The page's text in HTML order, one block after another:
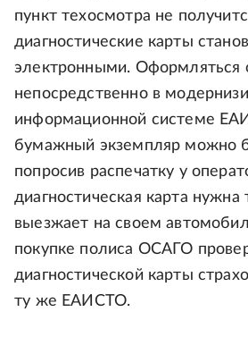
пункт техосмотра не
диагностические карты
электронными. Оформляться
непосредственно в
информационной системе
бумажный экземпляр можно
попросив распечатку у
диагностическая карта нужна
выезжает на своем
покупке полиса ОСАГО
диагностической карты
ту же ЕАИСТО.